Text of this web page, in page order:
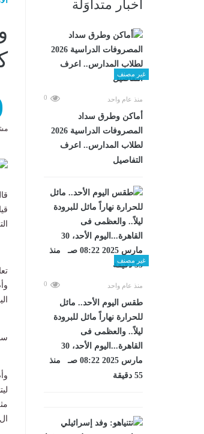
أخبار متداوَلة
غير مصنف
منذ عام واحد 0
أماكن وطرق سداد
المصروفات الدراسية 2026
لطلاب المدارس.. اعرف
التفاصيل
غير مصنف
منذ عام واحد 0
طقس اليوم الأحد.. مائل
للحرارة نهاراً مائل للبرودة
ليلاً.. والعظمى فى
القاهرة...اليوم الأحد، 30
مارس 2025 08:22 صـ منذ
55 دقيقة
ال70 للعلاقات الثنائية إذ ترأس وفدا من الحزب الشيوعي الصيني.